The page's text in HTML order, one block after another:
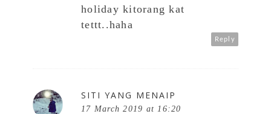
holiday kitorang kat
tettt..haha
Reply
SITI YANG MENAIP
17 March 2019 at 16:20